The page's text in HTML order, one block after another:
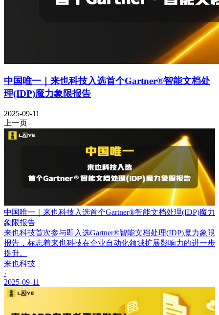
中国唯一｜来也科技入选首个Gartner®智能文档处
理(IDP)魔力象限报告
2025-09-11
上一页
中国唯一｜来也科技入选首个Gartner®智能文档处理(IDP)魔力
象限报告
来也科技首次参与即入选Gartner®智能文档处理(IDP)魔力象限
报告，标志着来也科技在企业自动化领域扩展影响力的进一步
提升。
来也科技
·
2025-09-11